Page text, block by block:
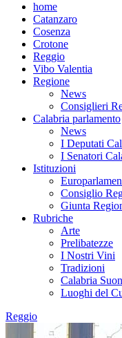
home
Catanzaro
Cosenza
Crotone
Reggio
Vibo Valentia
Regione
News
Consiglieri
Calabria parlamento
News
I Deputati
I Senatori
Istituzioni
Consiglio
Giunta
Rubriche
Arte
Prelibatezze
I Nostri Vini
Tradizioni
Calabria
Luoghi del
Reggio